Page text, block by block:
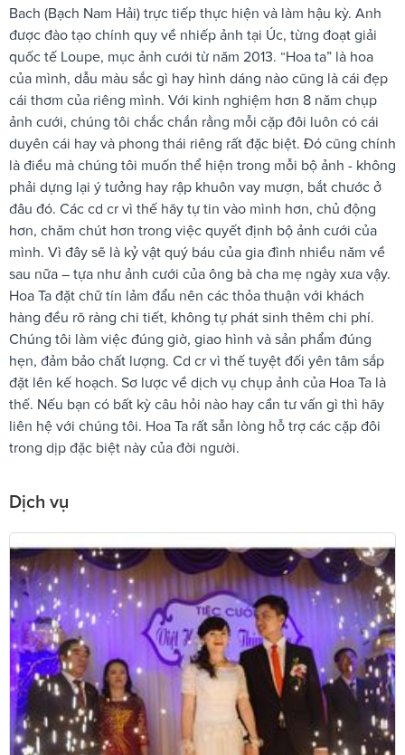
Bach (Bạch Nam Hải) trực tiếp thực hiện và làm hậu kỳ. Anh
được đào tạo chính quy về nhiếp ảnh tại Úc, từng đoạt giải
quốc tế Loupe, mục ảnh cưới từ năm 2013. “Hoa ta” là hoa
của mình, dẫu màu sắc gì hay hình dáng nào cũng là cái đẹp
cái thơm của riêng mình. Với kinh nghiệm hơn 8 năm chụp
ảnh cưới, chúng tôi chắc chắn rằng mỗi cặp đôi luôn có cái
duyên cái hay và phong thái riêng rất đặc biệt. Đó cũng chính
là điều mà chúng tôi muốn thể hiện trong mỗi bộ ảnh - không
phải dựng lại ý tưởng hay rập khuôn vay mượn, bắt chước ở
đâu đó. Các cd cr vì thế hãy tự tin vào mình hơn, chủ động
hơn, chăm chút hơn trong việc quyết định bộ ảnh cưới của
mình. Vì đây sẽ là kỷ vật quý báu của gia đình nhiều năm về
sau nữa – tựa như ảnh cưới của ông bà cha mẹ ngày xưa vậy.
Hoa Ta đặt chữ tín lảm đẩu nên các thỏa thuận với khách
hàng đều rõ ràng chi tiết, không tự phát sinh thêm chi phí.
Chúng tôi làm việc đúng giờ, giao hình và sản phẩm đúng
hẹn, đảm bảo chất lượng. Cd cr vì thế tuyệt đối yên tâm sắp
đặt lên kế hoạch. Sơ lược về dịch vụ chụp ảnh của Hoa Ta là
thế. Nếu bạn có bất kỳ câu hỏi nào hay cần tư vấn gì thì hãy
liên hệ với chúng tôi. Hoa Ta rất sẵn lòng hỗ trợ các cặp đôi
trong dịp đặc biệt này của đời người.
Dịch vụ